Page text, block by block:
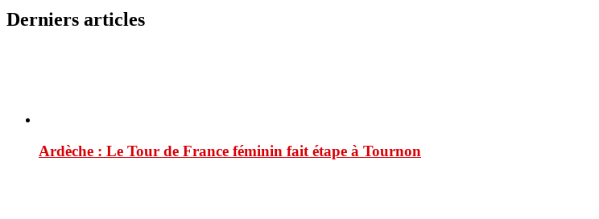
Derniers articles
Ardèche : Le Tour de France féminin fait étape à Tournon